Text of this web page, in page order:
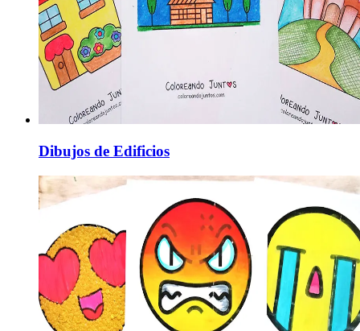
Dibujos de Edificios